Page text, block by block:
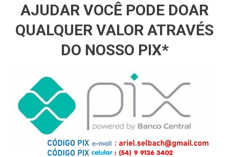
AJUDAR VOCÊ PODE DOAR
QUALQUER VALOR ATRAVÉS
DO NOSSO PIX*